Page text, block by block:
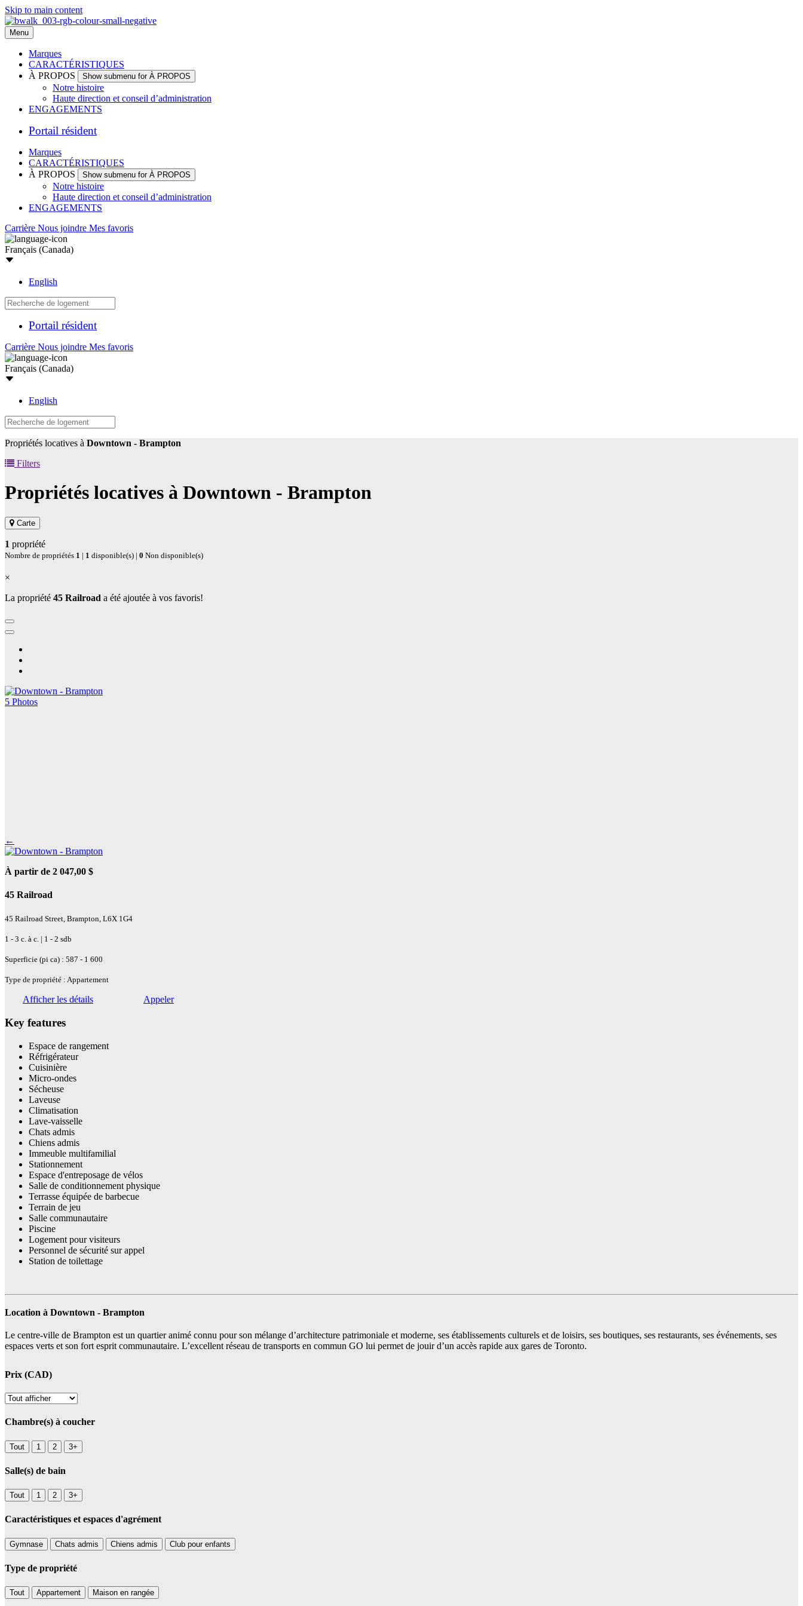
Skip to main content
Menu
Marques
CARACTÉRISTIQUES
À PROPOS
Show submenu for À PROPOS
Notre histoire
Haute direction et conseil d’administration
ENGAGEMENTS
Portail résident
Marques
CARACTÉRISTIQUES
À PROPOS
Show submenu for À PROPOS
Notre histoire
Haute direction et conseil d’administration
ENGAGEMENTS
Carrière Nous joindre Mes favoris
Français (Canada)
English
Portail résident
Carrière Nous joindre Mes favoris
Français (Canada)
English
Propriétés locatives à Downtown - Brampton
Filters
Propriétés locatives à Downtown - Brampton
Carte
1 propriété
Nombre de propriétés 1 | 1 disponible(s) | 0 Non disponible(s)
×
La propriété 45 Railroad a été ajoutée à vos favoris!
5 Photos
←
À partir de 2 047,00 $
45 Railroad
45 Railroad Street, Brampton, L6X 1G4
1 - 3 c. à c. | 1 - 2 sdb
Superficie (pi ca) : 587 - 1 600
Type de propriété : Appartement
Afficher les détails Appeler
Key features
Espace de rangement
Réfrigérateur
Cuisinière
Micro-ondes
Sécheuse
Laveuse
Climatisation
Lave-vaisselle
Chats admis
Chiens admis
Immeuble multifamilial
Stationnement
Espace d'entreposage de vélos
Salle de conditionnement physique
Terrasse équipée de barbecue
Terrain de jeu
Salle communautaire
Piscine
Logement pour visiteurs
Personnel de sécurité sur appel
Station de toilettage
Location à Downtown - Brampton
Le centre-ville de Brampton est un quartier animé connu pour son mélange d’architecture patrimoniale et moderne, ses établissements culturels et de loisirs, ses boutiques, ses restaurants, ses événements, ses
espaces verts et son fort esprit communautaire. L’excellent réseau de transports en commun GO lui permet de jouir d’un accès rapide aux gares de Toronto.
Prix (CAD)
Chambre(s) à coucher
Tout 1 2 3+
Salle(s) de bain
Tout 1 2 3+
Caractéristiques et espaces d'agrément
Gymnase Chats admis Chiens admis Club pour enfants
Type de propriété
Tout Appartement Maison en rangée